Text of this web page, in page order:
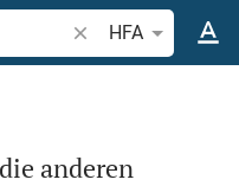
Bibelstelle oder
HFA
anderen